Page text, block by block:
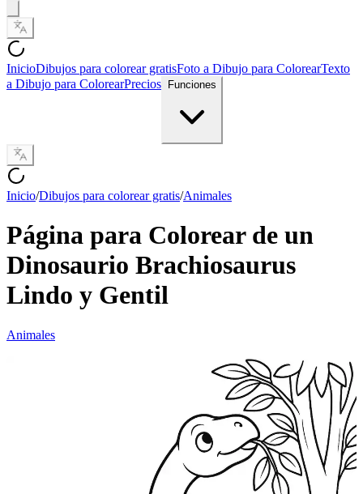
InicioDibujos para colorear gratisFoto a Dibujo para ColorearTexto
a Dibujo para ColorearPrecios Funciones
Inicio/Dibujos para colorear gratis/Animales
Página para Colorear de un
Dinosaurio Brachiosaurus
Lindo y Gentil
Animales